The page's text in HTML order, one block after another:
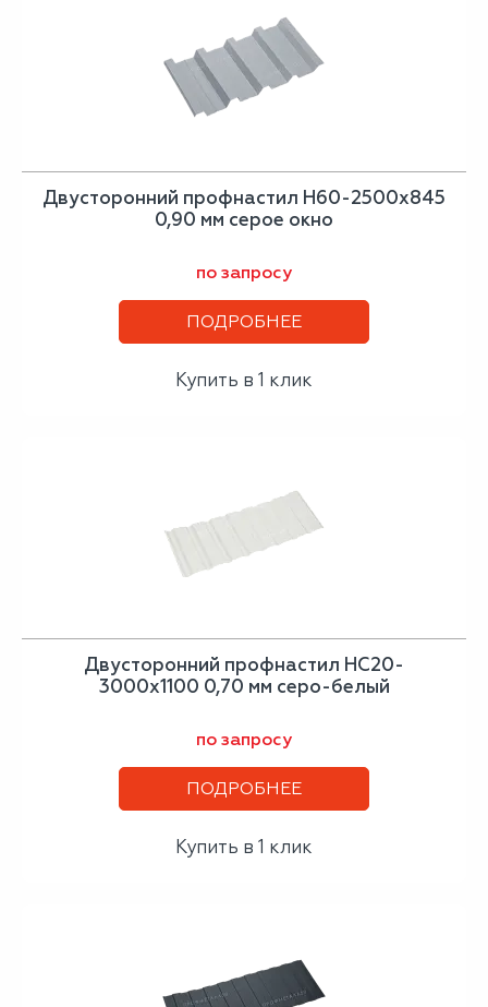
Двусторонний профнастил Н60-2500х845
0,90 мм серое окно
по запросу
ПОДРОБНЕЕ
Купить в 1 клик
Двусторонний профнастил НС20-
3000х1100 0,70 мм серо-белый
по запросу
ПОДРОБНЕЕ
Купить в 1 клик